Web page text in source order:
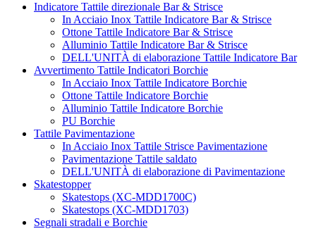
Indicatore Tattile direzionale Bar & Strisce
In Acciaio Inox Tattile Indicatore Bar & Strisce
Ottone Tattile Indicatore Bar & Strisce
Alluminio Tattile Indicatore Bar & Strisce
DELL'UNITÀ di elaborazione Tattile Indicatore Bar
Avvertimento Tattile Indicatori Borchie
In Acciaio Inox Tattile Indicatore Borchie
Ottone Tattile Indicatore Borchie
Alluminio Tattile Indicatore Borchie
PU Borchie
Tattile Pavimentazione
In Acciaio Inox Tattile Strisce Pavimentazione
Pavimentazione Tattile saldato
DELL'UNITÀ di elaborazione di Pavimentazione
Skatestopper
Skatestops (XC-MDD1700C)
Skatestops (XC-MDD1703)
Segnali stradali e Borchie